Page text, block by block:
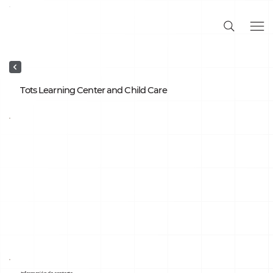
Tots Learning Center and Child Care